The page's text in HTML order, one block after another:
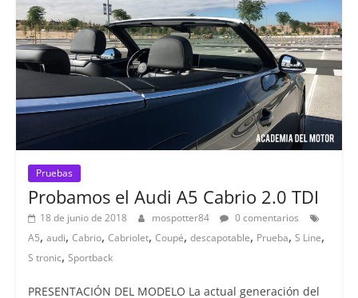
Pruebas
Probamos el Audi A5 Cabrio 2.0 TDI
18 de junio de 2018 mospotter84
0 comentarios
A5, audi, Cabrio, Cabriolet, Coupé, descapotable, Prueba, S Line,
S tronic, Sportback
PRESENTACIÓN DEL MODELO La actual generación del